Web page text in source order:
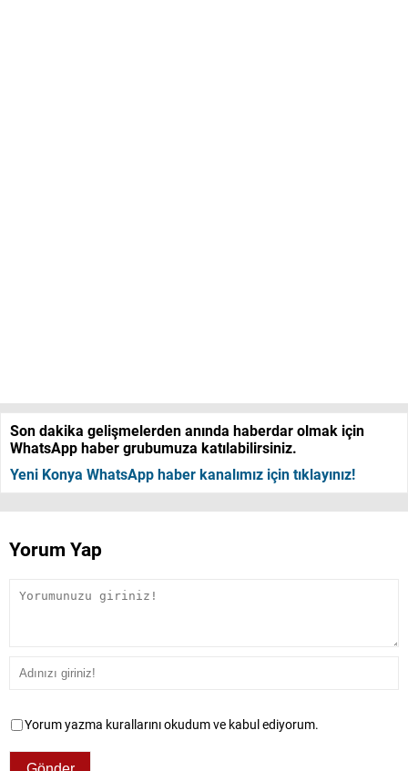
Son dakika gelişmelerden anında haberdar olmak için
WhatsApp haber grubumuza katılabilirsiniz.
Yeni Konya WhatsApp haber kanalımız için tıklayınız!
Yorum Yap
Yorum yazma kurallarını okudum ve kabul ediyorum.